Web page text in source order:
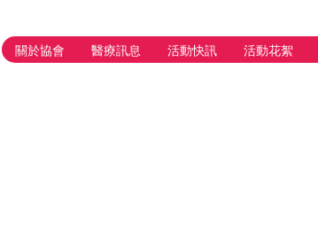
關於協會
醫療訊息 活動快訊 活動花絮